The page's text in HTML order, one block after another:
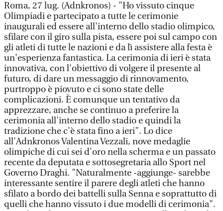
Roma, 27 lug. (Adnkronos) - "Ho vissuto cinque
Olimpiadi e partecipato a tutte le cerimonie
inaugurali ed essere all'interno dello stadio olimpico,
sfilare con il giro sulla pista, essere poi sul campo con
gli atleti di tutte le nazioni e da lì assistere alla festa è
un'esperienza fantastica. La cerimonia di ieri è stata
innovativa, con l'obiettivo di volgere il presente al
futuro, di dare un messaggio di rinnovamento,
purtroppo è piovuto e ci sono state delle
complicazioni. È comunque un tentativo da
apprezzare, anche se continuo a preferire la
cerimonia all'interno dello stadio e quindi la
tradizione che c'è stata fino a ieri". Lo dice
all'Adnkronos Valentina Vezzali, nove medaglie
olimpiche di cui sei d'oro nella scherma e un passato
recente da deputata e sottosegretaria allo Sport nel
Governo Draghi. "Naturalmente -aggiunge- sarebbe
interessante sentire il parere degli atleti che hanno
sfilato a bordo dei battelli sulla Senna e soprattutto di
quelli che hanno vissuto i due modelli di cerimonia".